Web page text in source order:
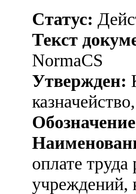
Статус:
Текст
NormaCS
Утвержден:
оплате
учреждений,